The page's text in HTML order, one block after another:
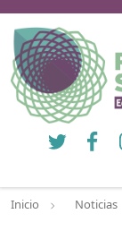
Twitter
Inicio Noticias